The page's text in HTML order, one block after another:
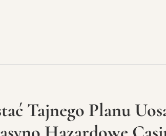
Tajnego Planu